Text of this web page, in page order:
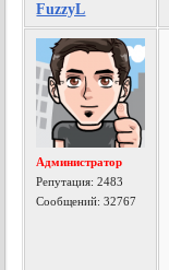
FuzzyL
Администратор
Репутация:2483
Сообщений: 32767